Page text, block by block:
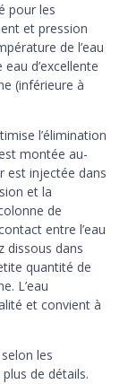
pour les
et pression
de l’eau
d’excellente
(inférieure à
l’élimination
montée au-
est injectée dans
et la
de
entre l’eau
dissous dans
quantité de
L’eau
et convient à
les
de détails.